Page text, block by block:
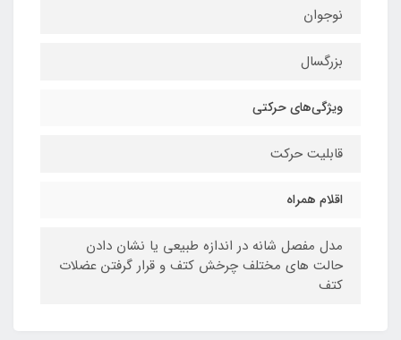
نوجوان
بزرگسال
ویژگی‌های حرکتی
قابلیت حرکت
اقلام همراه
مدل مفصل شانه در اندازه طبیعی یا نشان دادن
حالت های مختلف چرخش کتف و قرار گرفتن عضلات
کتف